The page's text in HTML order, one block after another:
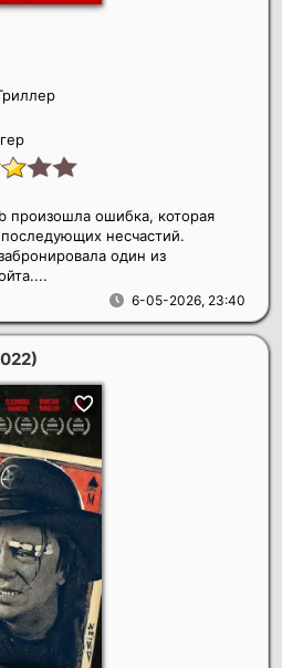
6-05-2026, 23:40
произошла ошибка, которая
несчастий.
один из